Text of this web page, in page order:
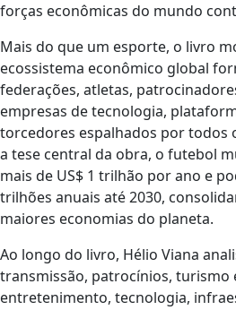
forças econômicas do mundo
Mais do que um esporte, o livro
ecossistema econômico global
federações, atletas,
empresas de tecnologia,
torcedores espalhados por todos
a tese central da obra, o futebol
mais de US$ 1 trilhão por ano e
trilhões anuais até 2030,
maiores economias do planeta.
Ao longo do livro, Hélio Viana
transmissão, patrocínios, turismo
entretenimento, tecnologia,